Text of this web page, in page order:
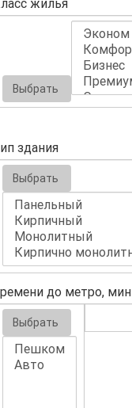
жилья
Выбрать
здания
Выбрать
до метро, мин
Выбрать